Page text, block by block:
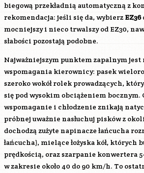
biegową przekładnią automatyczną z
rekomendacja: jeśli się da, wybierz EZ36
mocniejszy i nieco trwalszy od EZ30,
słabości pozostają podobne.
Najważniejszym punktem zapalnym jest
wspomagania kierownicy: pasek
szeroko wokół rolek prowadzących,
się pod wysokim obciążeniem bocznym.
wspomaganie i chłodzenie znikają
próbnej uważnie nasłuchuj pisków z
dochodzą zużyte napinacze łańcucha
łańcucha), mielące łożyska kół, których
prędkością, oraz szarpanie konwertera
w zakresie około 40 do 90 km/h. To